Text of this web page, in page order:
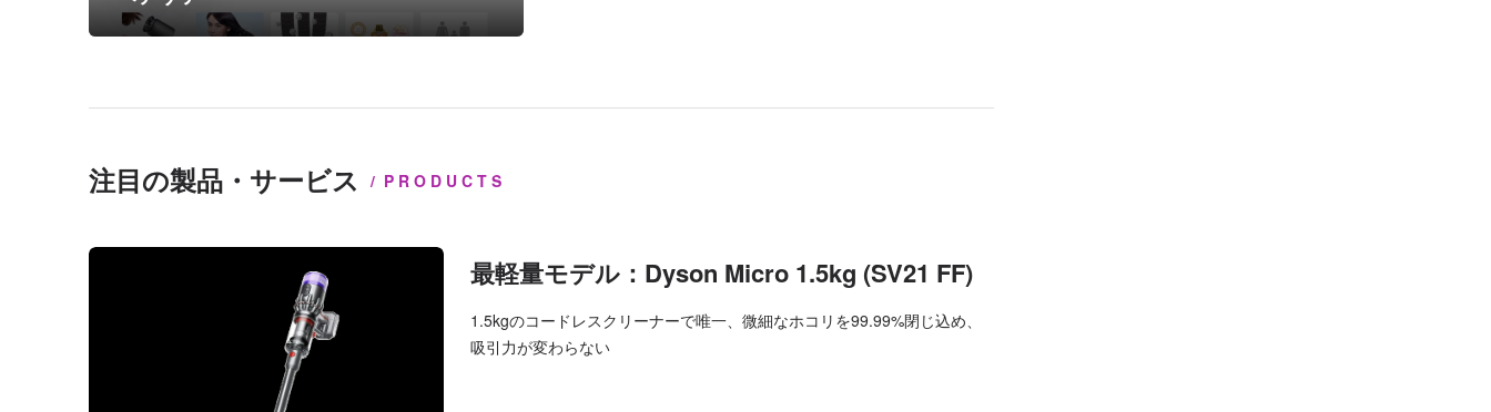
注目の製品・サービス PRODUCTS
最軽量モデル：Dyson Micro 1.5kg (SV21 FF)
1.5kgのコードレスクリーナーで唯一、微細なホコリを99.99%閉じ込め、
吸引力が変わらない